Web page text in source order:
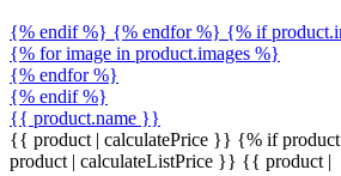
{% endif %} {% endfor %} {% if
{% for image in product.images %}
{% endfor %}
{% endif %}
{{ product.name }}
{{ product | calculatePrice }} {% if
product | calculateListPrice }} {{ product |